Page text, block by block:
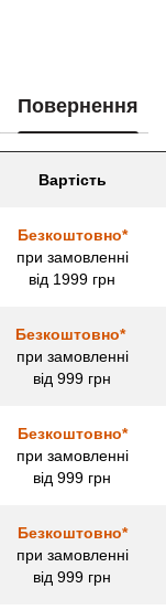
Повернення
Вартість
Безкоштовно*
при замовленні
від 1999 грн
Безкоштовно*
при замовленні
від 999 грн
Безкоштовно*
при замовленні
від 999 грн
Безкоштовно*
при замовленні
від 999 грн